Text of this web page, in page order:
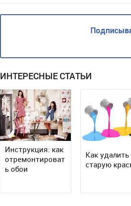
ИНТЕРЕСНЫЕ СТАТЬИ
Инструкция: как
отремонтироват
ь обои
Как удалить
старую